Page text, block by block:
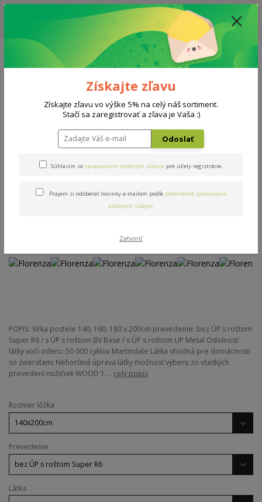
ZĽAVA: VŠETKY VYSTAVENÉ POSTELE ZA 400€ - CENA MATRACU A ROŠTU
PODĽA VÝBERU / DODACIA LEHOTA JE AKTUÁLNE 10-15 PRACOVNÝCH
Menu
0908 777 700 Po-So: 10-18 hod.
0
Postele Florenza
Florenza
Novinka Akcia
POPIS: šírka postele 140, 160, 180 x 200cm prevedenie: bez ÚP s roštom
Super R6 / s ÚP s roštom BV Base / s ÚP s roštom UP Metal Odolnosť
látky voči oderu: 50 000 cyklov Martindale Látka vhodná pre domácnosti
so zvieratami Nehorľavá úprava látky možnosť výberu zo všetkých
prevedení nožičiek WOOD 1 ... celý popis
Rozmer lôžka
Prevedenie
Látka
Získajte zľavu
Získajte zľavu vo výške 5% na celý náš sortiment.
Stačí sa zaregistrovať a zľava je Vaša :)
Odoslať
Súhlasím so spracovaním osobných údajov pre účely registrácie.
Prajem si odoberať novinky e-mailom podľa podmienok spracovania
osobných údajov.
Zatvoriť